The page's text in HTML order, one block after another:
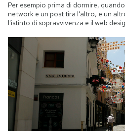
Per esempio prima di dormire,
network e un post tira l'altro, e un
l'istinto di sopravvivenza e il web